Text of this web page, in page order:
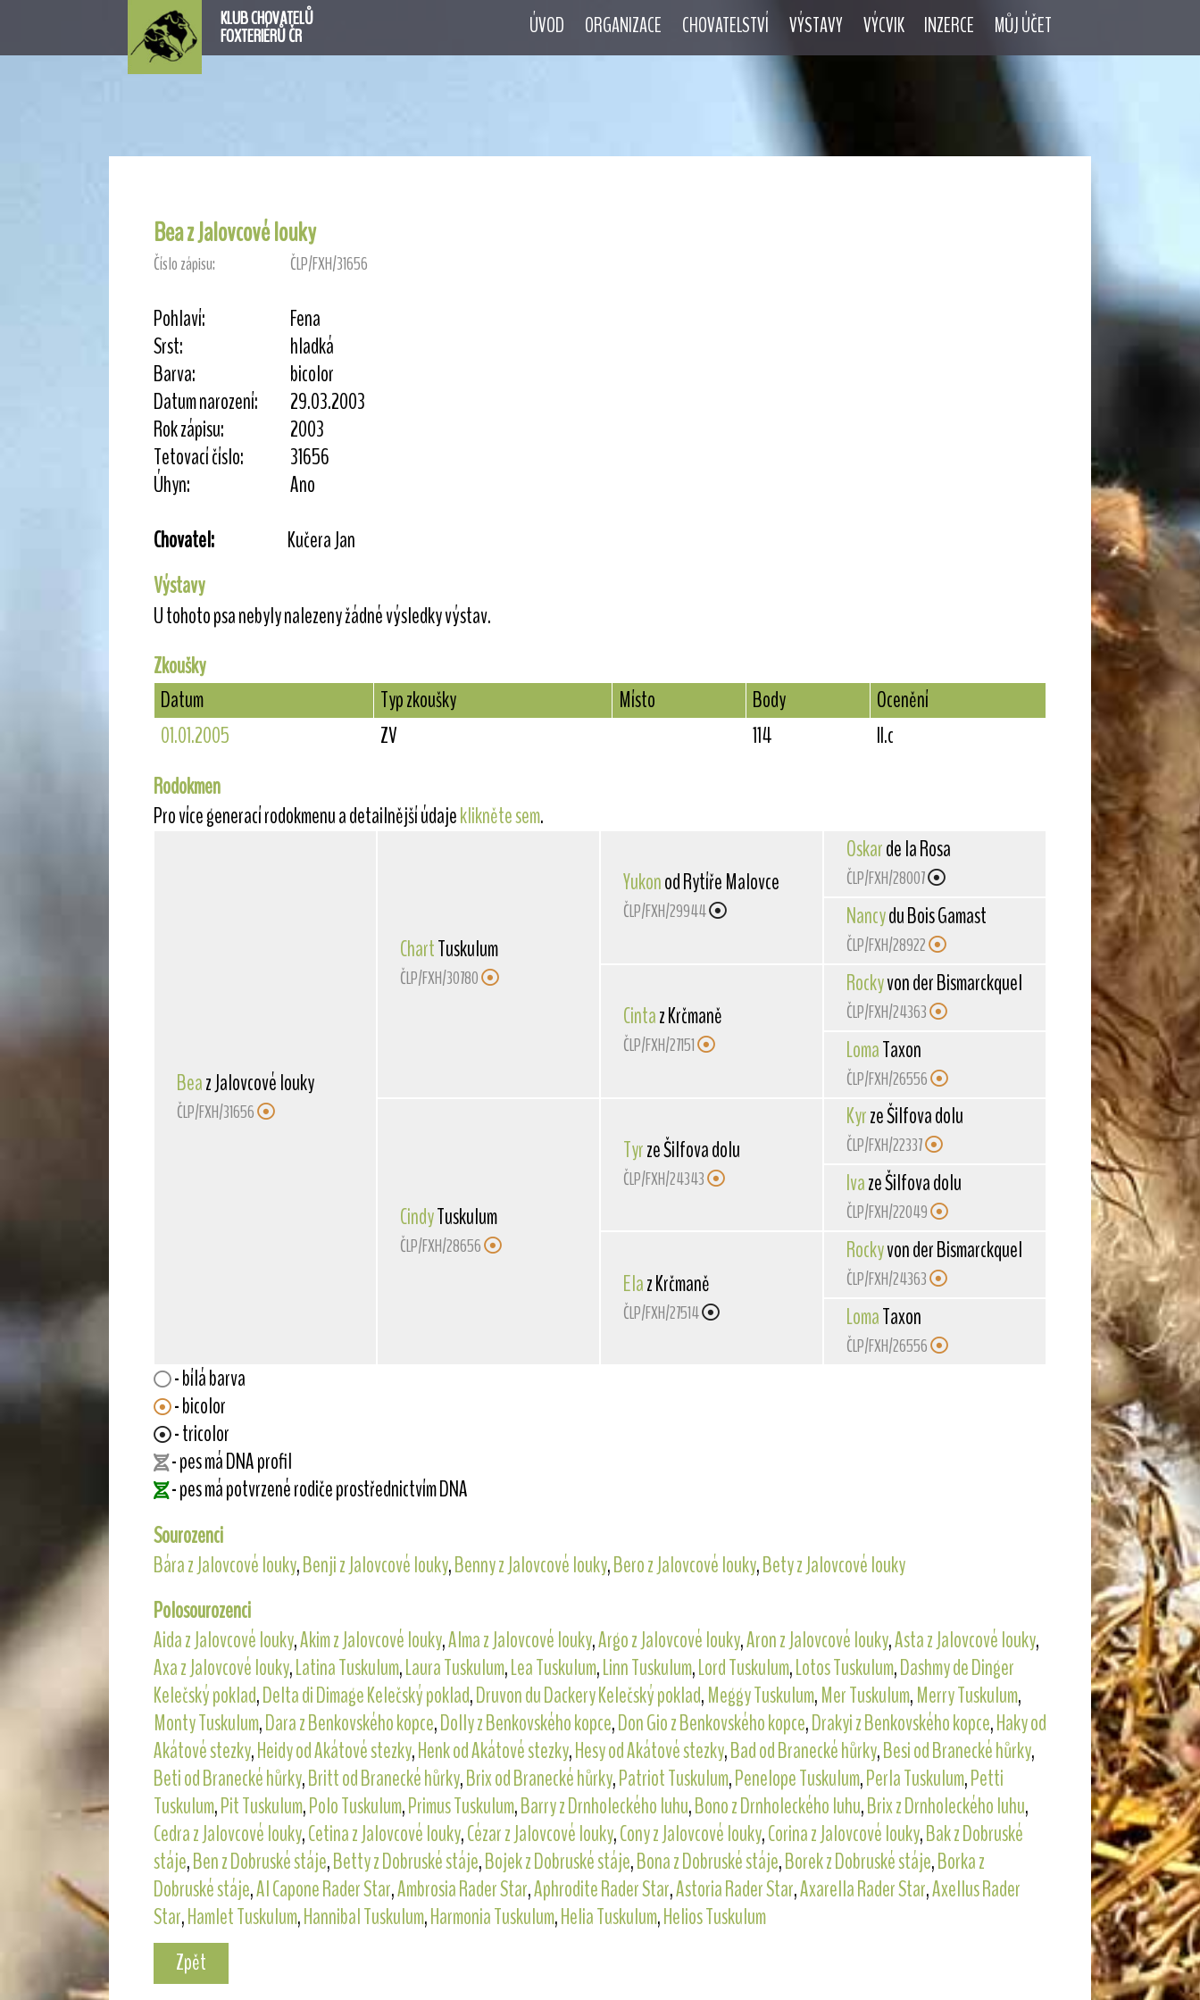
KLUB CHOVATELŮ
FOXTERIÉRŮ ČR ÚVOD ORGANIZACE CHOVATELSTVÍ VÝSTAVY VÝCVIK INZERCE MŮJ ÚČET
Bea z Jalovcové louky
Číslo zápisu: ČLP/FXH/31656
Pohlaví:
Fena
Srst:
hladká
Barva:
bicolor
Datum narození:
29.03.2003
Rok zápisu:
2003
Tetovací číslo:
31656
Úhyn:
Ano
Chovatel:
Kučera Jan
Výstavy
U tohoto psa nebyly nalezeny žádné výsledky výstav.
Zkoušky
Datum
Typ zkoušky Místo Body
Ocenění
01.01.2005
ZV 114
II.c
Rodokmen
Pro více generací rodokmenu a detailnější údajeklikněte sem.
Beaz Jalovcové louky
ČLP/FXH/31656
ChartTuskulum
ČLP/FXH/30780
CindyTuskulum
ČLP/FXH/28656
Yukonod Rytíře Malovce
ČLP/FXH/29944
Cintaz Krčmaně
ČLP/FXH/27151
Tyrze Šilfova dolu
ČLP/FXH/24343
Elaz Krčmaně
ČLP/FXH/27514
Oskarde la Rosa
ČLP/FXH/28007
Nancydu Bois Gamast
ČLP/FXH/28922
Rockyvon der Bismarckquelle
ČLP/FXH/24363
LomaTaxon
ČLP/FXH/26556
Kyrze Šilfova dolu
ČLP/FXH/22337
Ivaze Šilfova dolu
ČLP/FXH/22049
Rockyvon der Bismarckquelle
ČLP/FXH/24363
LomaTaxon
ČLP/FXH/26556
- bílá barva
- bicolor
- tricolor
- pes má DNA profil
- pes má potvrzené rodiče prostřednictvím DNA
Sourozenci
Bára z Jalovcové louky,Benji z Jalovcové louky,Benny z Jalovcové louky,Bero z Jalovcové louky,Bety z Jalovcové louky
Polosourozenci
Aida z Jalovcové louky,Akim z Jalovcové louky,Alma z Jalovcové louky,Argo z Jalovcové louky,Aron z Jalovcové louky,Asta z Jalovcové louky,
Axa z Jalovcové louky,Latina Tuskulum,Laura Tuskulum,Lea Tuskulum,Linn Tuskulum,Lord Tuskulum,Lotos Tuskulum,Dashmy de Dinger
Kelečský poklad,Delta di Dimage Kelečský poklad,Druvon du Dackery Kelečský poklad,Meggy Tuskulum,Mer Tuskulum,Merry Tuskulum,
Monty Tuskulum,Dara z Benkovského kopce,Dolly z Benkovského kopce,Don Gio z Benkovského kopce,Drakyi z Benkovského kopce,Haky od
Akátové stezky,Heidy od Akátové stezky,Henk od Akátové stezky,Hesy od Akátové stezky,Bad od Branecké hůrky,Besi od Branecké hůrky,
Beti od Branecké hůrky,Britt od Branecké hůrky,Brix od Branecké hůrky,Patriot Tuskulum,Penelope Tuskulum,Perla Tuskulum,Petti
Tuskulum,Pit Tuskulum,Polo Tuskulum,Primus Tuskulum,Barry z Drnholeckého luhu,Bono z Drnholeckého luhu,Brix z Drnholeckého luhu,
Cedra z Jalovcové louky,Cetina z Jalovcové louky,Cézar z Jalovcové louky,Cony z Jalovcové louky,Corina z Jalovcové louky,Bak z Dobruské
stáje,Ben z Dobruské stáje,Betty z Dobruské stáje,Bojek z Dobruské stáje,Bona z Dobruské stáje,Borek z Dobruské stáje,Borka z
Dobruské stáje,Al Capone Rader Star,Ambrosia Rader Star,Aphrodite Rader Star,Astoria Rader Star,Axarella Rader Star,Axellus Rader
Star,Hamlet Tuskulum,Hannibal Tuskulum,Harmonia Tuskulum,Helia Tuskulum,Helios Tuskulum
Zpět